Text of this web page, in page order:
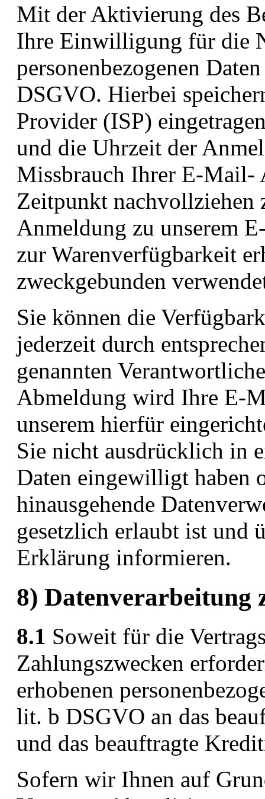
Mit der Aktivierung des
Ihre Einwilligung für die
personenbezogenen
DSGVO. Hierbei
Provider (ISP)
und die Uhrzeit der
Missbrauch Ihrer E-Mail-
Zeitpunkt nachvollziehen
Anmeldung zu unserem
zur Warenverfügbarkeit
zweckgebunden
Sie können die
jederzeit durch
genannten
Abmeldung wird Ihre E-
unserem hierfür
Sie nicht ausdrücklich in
Daten eingewilligt haben
hinausgehende
gesetzlich erlaubt ist und
Erklärung informieren.
8) Datenverarbeitung
8.1 Soweit für die
Zahlungszwecken
erhobenen
lit. b DSGVO an das
und das beauftragte
Sofern wir Ihnen auf